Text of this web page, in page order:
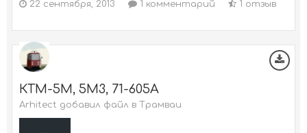
22 сентября, 2013 1 комментарий 1 отзыв
КТМ-5М, 5М3, 71-605А
Arhitect добавил файл в Трамваи